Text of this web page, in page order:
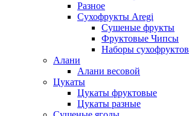
Разное
Сухофрукты Aregi
Сушеные фрукты
Фруктовые Чипсы
Наборы сухофруктов
Алани
Алани весовой
Цукаты
Цукаты фруктовые
Цукаты разные